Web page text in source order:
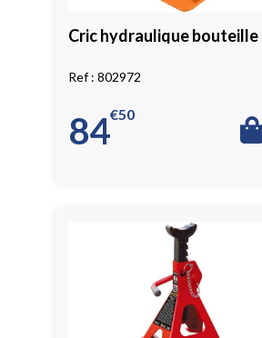
Cric hydraulique
802972
84 50
€